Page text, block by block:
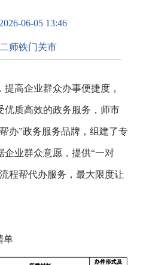
2026-06-05 13:46
师铁门关市
高企业群众办事便捷度，
优质高效的政务服务，师市
办”政务服务品牌，组建了专
企业群众意愿，提供“一对
程帮代办服务，最大限度让
单